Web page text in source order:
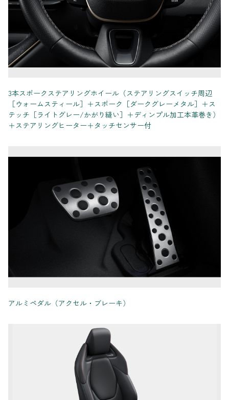
3本スポークステアリングホイール（ステアリングスイッチ周辺
［ウォームスティール］＋スポーク［ダークグレーメタル］＋ス
テッチ［ライトグレー/かがり縫い］＋ディンプル加工本革巻き）
＋ステアリングヒーター＋タッチセンサー付
アルミペダル（アクセル・ブレーキ）